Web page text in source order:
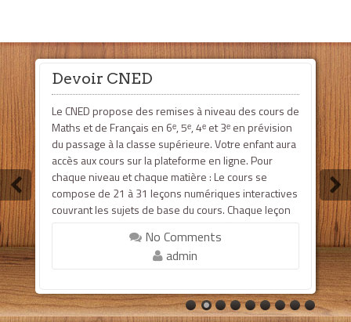
Devoir CNED
Le CNED propose des remises à niveau des cours de
Maths et de Français en 6ᵉ, 5ᵉ, 4ᵉ et 3ᵉ en prévision
du passage à la classe supérieure. Votre enfant aura
accès aux cours sur la plateforme en ligne. Pour
chaque niveau et chaque matière : Le cours se
compose de 21 à 31 leçons numériques interactives
couvrant les sujets de base du cours. Chaque leçon
niveau de l’élève et r...No Comments
admin